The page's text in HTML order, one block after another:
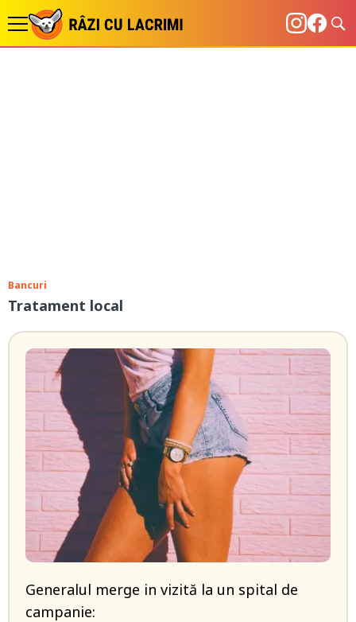
Bancuri
Tratament local
Generalul merge in vizită la un spital de
campanie: